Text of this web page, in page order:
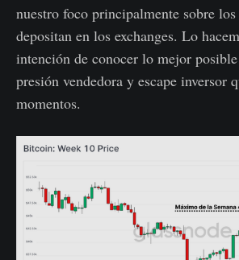
nuestro foco principalmente sobre los
depositan en los exchanges. Lo
intención de conocer lo mejor
presión vendedora y escape inversor
momentos.